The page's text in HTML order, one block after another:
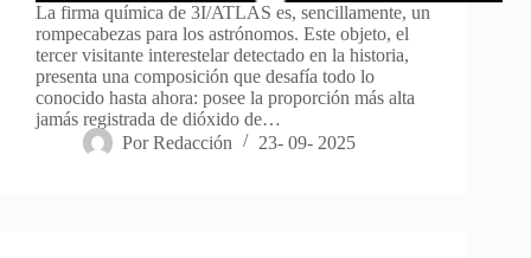
La firma química de 3I/ATLAS es, sencillamente, un
rompecabezas para los astrónomos. Este objeto, el
tercer visitante interestelar detectado en la historia,
presenta una composición que desafía todo lo
conocido hasta ahora: posee la proporción más alta
jamás registrada de dióxido de…
Por Redacción 23- 09- 2025